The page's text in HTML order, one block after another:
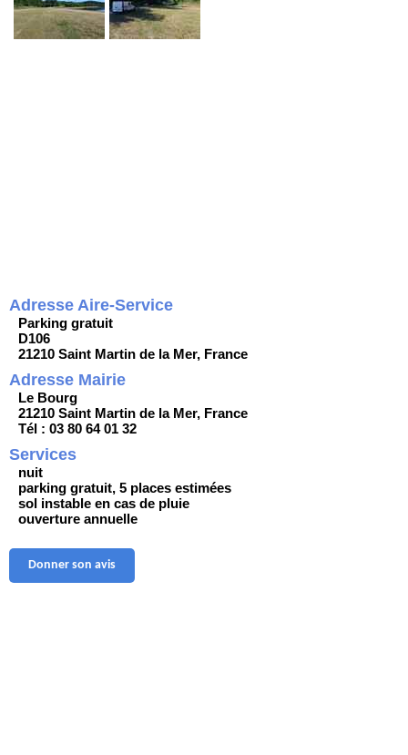
Adresse Aire-Service
Parking gratuit
D106
21210 Saint Martin de la Mer, France
Adresse Mairie
Le Bourg
21210 Saint Martin de la Mer, France
Tél : 03 80 64 01 32
Services
nuit
parking gratuit, 5 places estimées
sol instable en cas de pluie
ouverture annuelle
Donner son avis